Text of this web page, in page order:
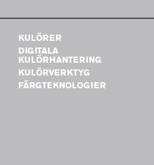
KULÖRER
DIGITALA
KULÖRHANTERING
KULÖRVERKTYG
FÄRGTEKNOLOGIER